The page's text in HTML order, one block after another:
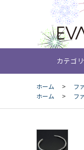
カテゴリ
ホーム > フ
ホーム
> フ